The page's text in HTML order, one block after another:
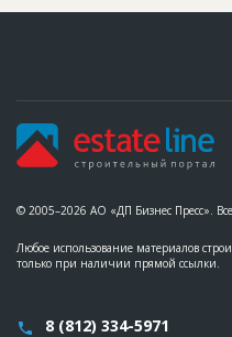
© 2005–2026 АО «ДП Бизнес Пресс».
Любое использование материалов
только при наличии прямой ссылки.
8 (812) 334-5971